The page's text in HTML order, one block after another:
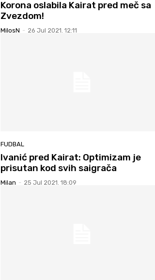
Korona oslabila Kairat pred meč sa
Zvezdom!
MilosN - 26 Jul 2021. 12:11
FUDBAL
Ivanić pred Kairat: Optimizam je
prisutan kod svih saigrača
Milan - 25 Jul 2021. 18:09